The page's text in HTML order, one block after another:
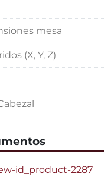
mesa
(X, Y, Z)
id_product-2287